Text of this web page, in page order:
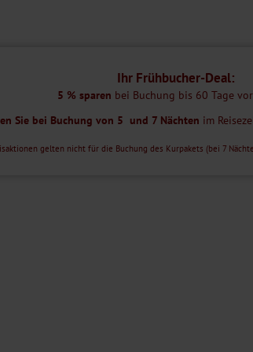
oder SO: 35 € pro Person/Woche):
Ihr Frühbucher-Deal:
5 % sparen bei Buchung bis 60 Tage
Sie bei Buchung von 5 und 7 Nächten im
gelten nicht für die Buchung des Kurpakets (bei 7